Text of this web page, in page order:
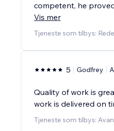
competent, he
Vis mer
Tjeneste som tilbys:
5 Godfrey
Quality of work is
work is delivered on
Tjeneste som tilbys: